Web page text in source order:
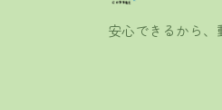
安心できるから、